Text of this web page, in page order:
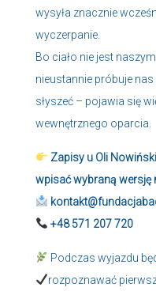
wysyła znacznie
wyczerpanie.
Bo ciało nie jest
nieustannie próbuje
słyszeć – pojawia się
wewnętrznego oparcia.
Zapisy u Oli
wpisać wybraną wersję
+48 571 207 720
Podczas wyjazdu
rozpoznawać